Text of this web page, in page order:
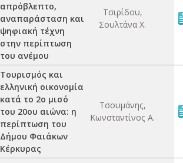
απρόβλεπτο,
αναπαράσταση και
ψηφιακή τέχνη
στην περίπτωση
του ανέμου
Τσιρίδου,
Σουλτάνα Χ.
Τουρισμός και
ελληνική οικονομία
κατά το 2ο μισό
του 20ου αιώνα: η
περίπτωση του
Δήμου Φαιάκων
Κέρκυρας
Τσουμάνης,
Κωνσταντίνος Α.